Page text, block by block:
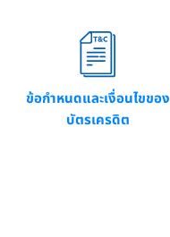
ข้อกำหนดและเงื่อนไขของ
บัตรเครดิต